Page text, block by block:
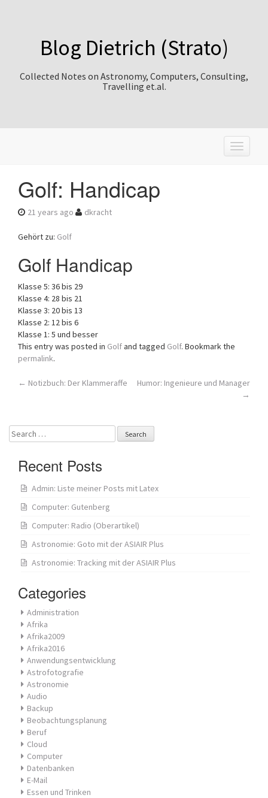
Blog Dietrich (Strato)
Collected Notes on Astronomy, Computers, Consulting,
Travelling et.al.
T
o
Golf: Handicap
21 years ago dkracht
Gehört zu: Golf
Golf Handicap
Klasse 5: 36 bis 29
Klasse 4: 28 bis 21
Klasse 3: 20 bis 13
Klasse 2: 12 bis 6
Klasse 1: 5 und besser
This entry was posted in Golfand tagged Golf. Bookmark the
permalink.
Post
← Notizbuch: Der Klammeraffe
Humor: Ingenieure und Manager
→
Search
for:
Recent Posts
Admin: Liste meiner Posts mit Latex
Computer: Gutenberg
Computer: Radio (Oberartikel)
Astronomie: Goto mit der ASIAIR Plus
Astronomie: Tracking mit der ASIAIR Plus
Categories
Administration
Afrika
Afrika2009
Afrika2016
Anwendungsentwicklung
Astrofotografie
Astronomie
Audio
Backup
Beobachtungsplanung
Beruf
Cloud
Computer
Datenbanken
E-Mail
Essen und Trinken